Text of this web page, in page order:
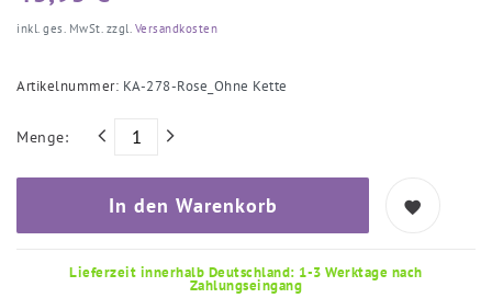
inkl. ges. MwSt. zzgl.Versandkosten
Artikelnummer: KA-278-Rose_Ohne Kette
Menge:
In den Warenkorb
Lieferzeit innerhalb Deutschland: 1-3 Werktage nach
Zahlungseingang